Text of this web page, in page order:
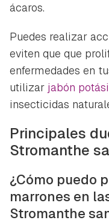
ácaros.
Puedes realizar
eviten que que
enfermedades en
utilizar jabón
insecticidas
Principales
Stromanthe
¿Cómo puedo
marrones en
Stromanthe